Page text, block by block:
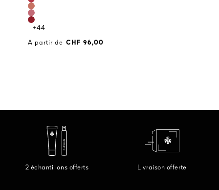
+44
A partir de CHF 96,00
2 échantillons offerts Livraison offerte